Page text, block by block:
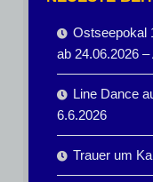
Ostseepokal
ab 24.06.2026
Line Dance
6.6.2026
Trauer um